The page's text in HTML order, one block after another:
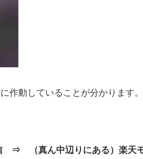
作動していることが分かります。
（真ん中辺りにある）楽天